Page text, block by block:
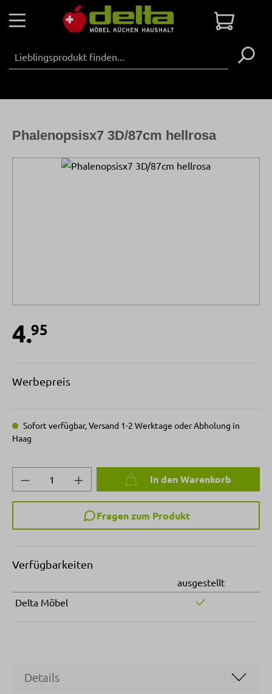
Zum Hauptinhalt springen
Bildergalerie überspringen
Phalenopsisx7 3D/87cm hellrosa
4.95
Werbepreis
Sofort verfügbar, Versand 1-2 Werktage oder Abholung in
Haag
Produkt Anzahl: Gib den gewünschten
In den Warenkorb
Fragen zum Produkt
Verfügbarkeiten
ausgestellt
Delta Möbel
Details